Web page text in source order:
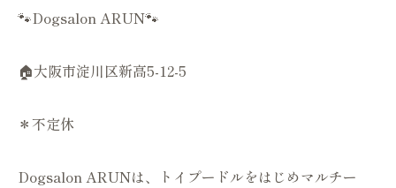
🐾Dogsalon ARUN🐾
🏠大阪市淀川区新高5-12-5
＊不定休
Dogsalon ARUNは、トイプードルをはじめマルチー